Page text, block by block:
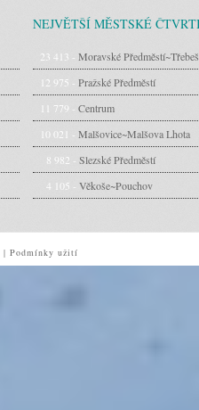
NEJVĚTŠÍ MĚSTSKÉ
23 413 - Moravské Předměstí~Třebeš
12 975 - Pražské Předměstí
11 779 - Centrum
10 021 - Malšovice~Malšova Lhota
8 982 - Slezské Předměstí
4 105 - Věkoše~Pouchov
| Podmínky užití